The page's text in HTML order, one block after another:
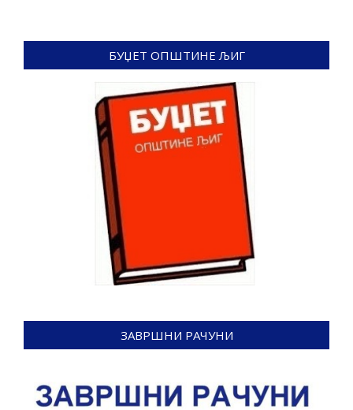
БУЏЕТ ОПШТИНЕ ЉИГ
ЗАВРШНИ РАЧУНИ